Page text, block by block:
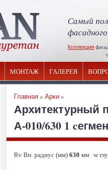
Самый
Коллекция
МОНТАЖ ГАЛЕРЕЯ
Главная» Арки»
Архитектурный
А-010/630 1
Rv Вн. радиус (мм) 630 мм w